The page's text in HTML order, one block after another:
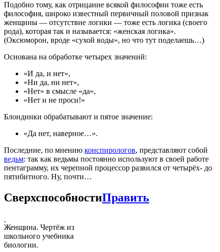
Подобно тому, как отрицание всякой философии тоже есть
философия, широко известный первичный половой признак
женщины — отсутствие логики — тоже есть логика (своего
рода), которая так и называется: «женская логика».
(Оксюморон, вроде «сухой воды», но что тут поделаешь…)
Основана на обработке четырех значений:
«И да, и нет»,
«Ни да, ни нет»,
«Нет» в смысле «да»,
«Нет и не проси!»
Блондинки обрабатывают и пятое значение:
«Да нет, наверное…».
Последние, по мнению конспирологов, представляют собой
ведьм: так как ведьмы постоянно используют в своей работе
пентаграмму, их черепной процессор развился от четырёх- до
пятибитного. Ну, почти…
СверхспособностиПравить
Женщина. Чертёж из
школьного учебника
биологии.